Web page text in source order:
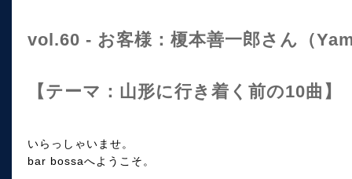
vol.60 - お客様：榎本善一郎さん（
【テーマ：山形に行き着く前の10曲】
いらっしゃいませ。
bar bossaへようこそ。